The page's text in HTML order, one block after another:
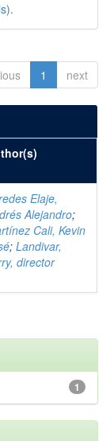
1 next
Elaje,
Alejandro;
Cali, Kevin
; Landivar,
director
1